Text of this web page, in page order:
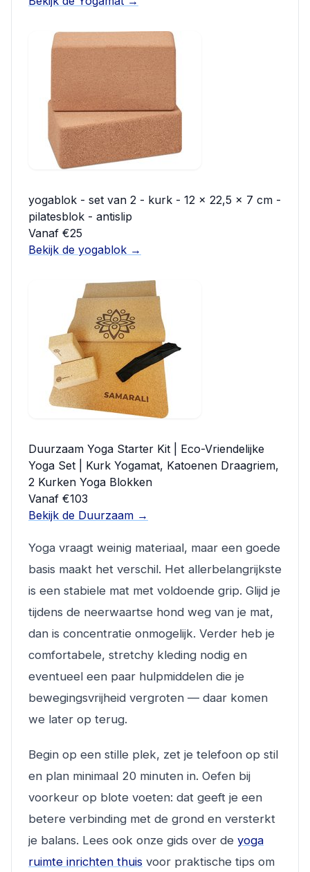
yogablok - set van 2 - kurk - 12 x 22,5 x 7 cm -
pilatesblok - antislip
Vanaf €25
Bekijk de yogablok →
Duurzaam Yoga Starter Kit | Eco-Vriendelijke
Yoga Set | Kurk Yogamat, Katoenen Draagriem,
2 Kurken Yoga Blokken
Vanaf €103
Bekijk de Duurzaam →
Yoga vraagt weinig materiaal, maar een goede
basis maakt het verschil. Het allerbelangrijkste
is een stabiele mat met voldoende grip. Glijd je
tijdens de neerwaartse hond weg van je mat,
dan is concentratie onmogelijk. Verder heb je
comfortabele, stretchy kleding nodig en
eventueel een paar hulpmiddelen die je
bewegingsvrijheid vergroten — daar komen
we later op terug.
Begin op een stille plek, zet je telefoon op stil
en plan minimaal 20 minuten in. Oefen bij
voorkeur op blote voeten: dat geeft je een
betere verbinding met de grond en versterkt
je balans. Lees ook onze gids over de yoga
ruimte inrichten thuis voor praktische tips om